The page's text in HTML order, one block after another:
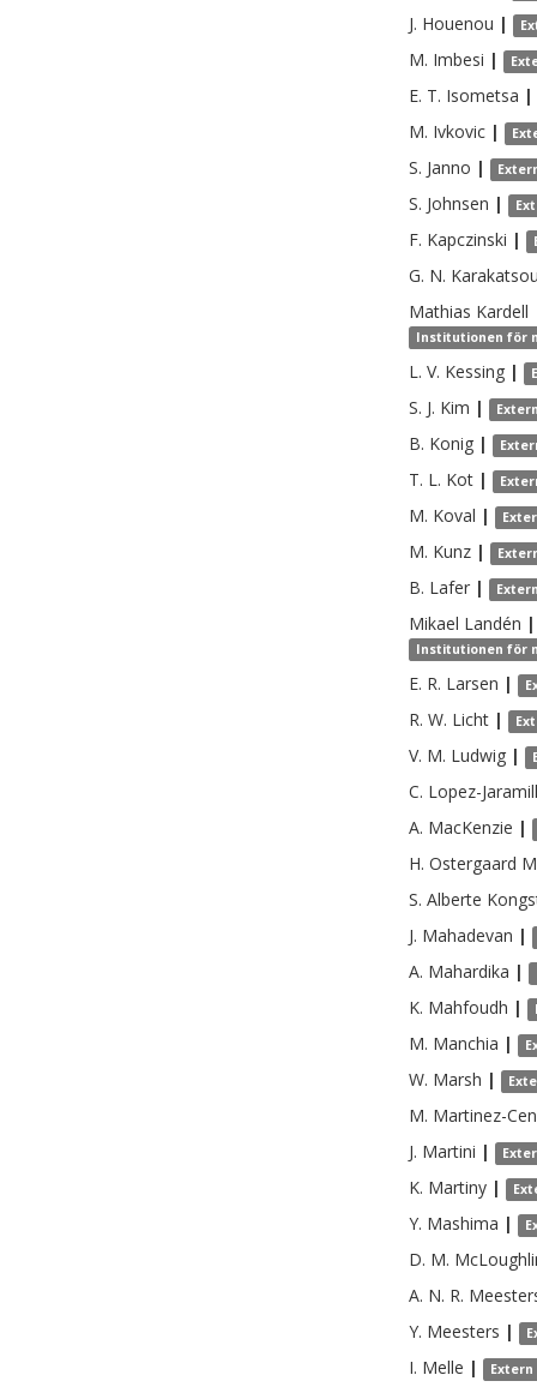
J. Houenou |
M. Imbesi |
E. T. Isometsa |
M. Ivkovic |
S. Janno |
S. Johnsen |
F. Kapczinski |
G. N.
Mathias Kardell
Institutionen för
L. V. Kessing |
S. J. Kim |
B. Konig |
T. L. Kot |
M. Koval |
M. Kunz |
B. Lafer |
Mikael Landén |
Institutionen för
E. R. Larsen |
R. W. Licht |
V. M. Ludwig |
C. Lopez-
A. MacKenzie |
H. Ostergaard
S. Alberte
J. Mahadevan |
A. Mahardika |
K. Mahfoudh |
M. Manchia |
W. Marsh |
M. Martinez-
J. Martini |
K. Martiny |
Y. Mashima |
D. M.
A. N. R.
Y. Meesters |
I. Melle | Extern